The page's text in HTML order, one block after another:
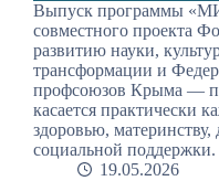
Выпуск программы
совместного проекта
развитию науки,
трансформации и
профсоюзов Крыма —
касается практически
здоровью,
социальной поддержки.
19.05.2026